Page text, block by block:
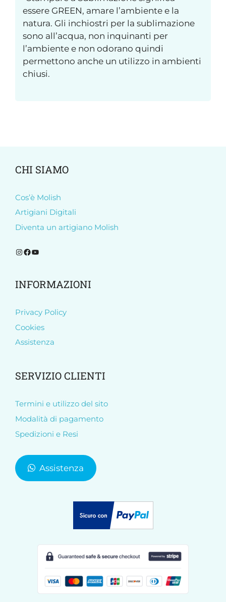
essere GREEN, amare l’ambiente e la
natura. Gli inchiostri per la sublimazione
sono all’acqua, non inquinanti per
l’ambiente e non odorano quindi
permettono anche un utilizzo in ambienti
chiusi.
CHI SIAMO
Cos’è Molish
Artigiani Digitali
Diventa un artigiano Molish
Segui Molish su Instagram
Segui Molish su Facebook
Iscriviti al nostro canale YouTube
INFORMAZIONI
Privacy Policy
Cookies
Assistenza
SERVIZIO CLIENTI
Termini e utilizzo del sito
Modalità di pagamento
Spedizioni e Resi
Assistenza